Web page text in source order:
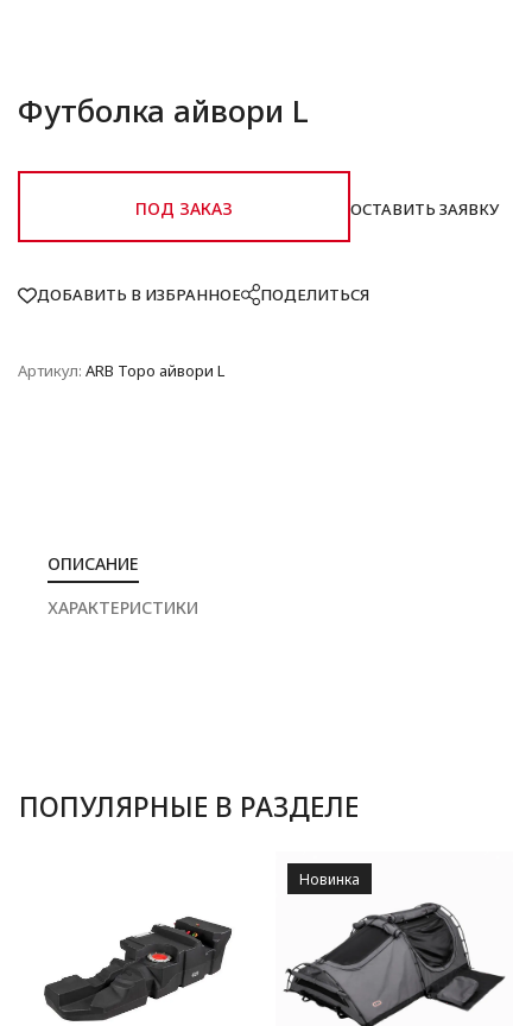
Футболка айвори L
ПОД ЗАКАЗ ОСТАВИТЬ ЗАЯВКУ
ДОБАВИТЬ В ИЗБРАННОЕ ПОДЕЛИТЬСЯ
Артикул: ARB Topo айвори L
ОПИСАНИЕ
ХАРАКТЕРИСТИКИ
ПОПУЛЯРНЫЕ В РАЗДЕЛЕ
Новинка